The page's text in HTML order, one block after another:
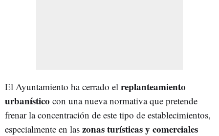
El Ayuntamiento ha cerrado el replanteamiento
urbanístico con una nueva normativa que pretende
frenar la concentración de este tipo de establecimientos,
especialmente en las zonas turísticas y comerciales